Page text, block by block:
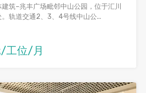
筑–兆丰广场毗邻中山公园，位于汇川
轨道交通2、3、4号线中山公...
工位/月